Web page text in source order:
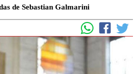
de Sebastian Galmarini